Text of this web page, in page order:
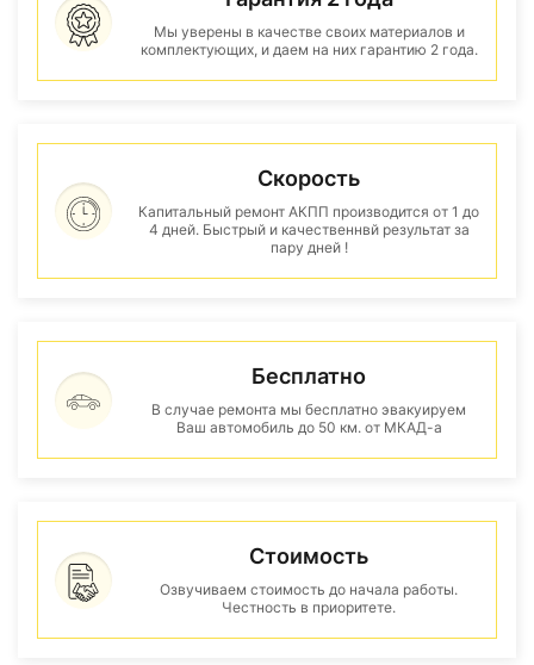
Мы уверены в качестве своих материалов и
комплектующих, и даем на них гарантию 2 года.
Скорость
Капитальный ремонт АКПП производится от 1 до
4 дней. Быстрый и качественнвй результат за
пару дней !
Бесплатно
В случае ремонта мы бесплатно эвакуируем
Ваш автомобиль до 50 км. от МКАД-а
Стоимость
Озвучиваем стоимость до начала работы.
Честность в приоритете.